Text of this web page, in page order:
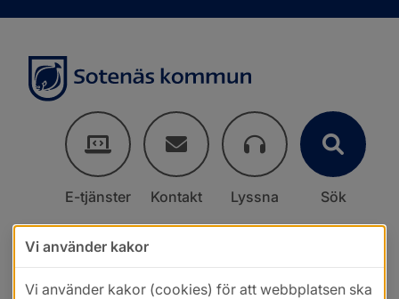
E-tjänster Kontakt Lyssna Sök
Vi använder kakor
Vi använder kakor (cookies) för att webbplatsen ska